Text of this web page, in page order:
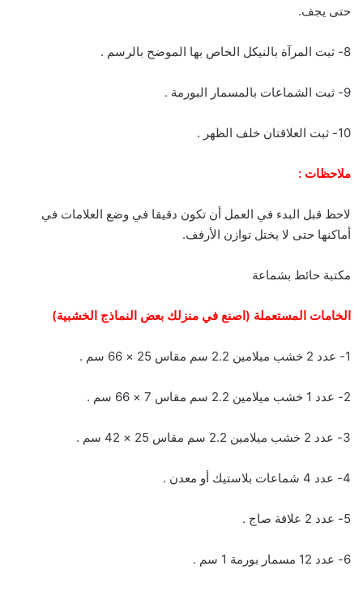
حتى يجف.
8- ثبت المرآة بالنيكل الخاص بها الموضح بالرسم .
9- ثبت الشماعات بالمسمار البورمة .
10- ثبت العلاقتان خلف الظهر .
ملاحظات :
لاحظ قبل البدء في العمل أن تكون دقيقا في وضع العلامات في
أماكنها حتى لا يختل توازن الأرفف.
مكتبة حائط بشماعة
الخامات المستعملة (اصنع في منزلك بعض النماذج الخشبية)
1- عدد 2 خشب ميلامين 2.2 سم مقاس 25 × 66 سم .
2- عدد 1 خشب ميلامين 2.2 سم مقاس 7 × 66 سم .
3- عدد 2 خشب ميلامين 2.2 سم مقاس 25 × 42 سم .
4- عدد 4 شماعات بلاستيك أو معدن .
5- عدد 2 علاقة صاج .
6- عدد 12 مسمار بورمة 1 سم .